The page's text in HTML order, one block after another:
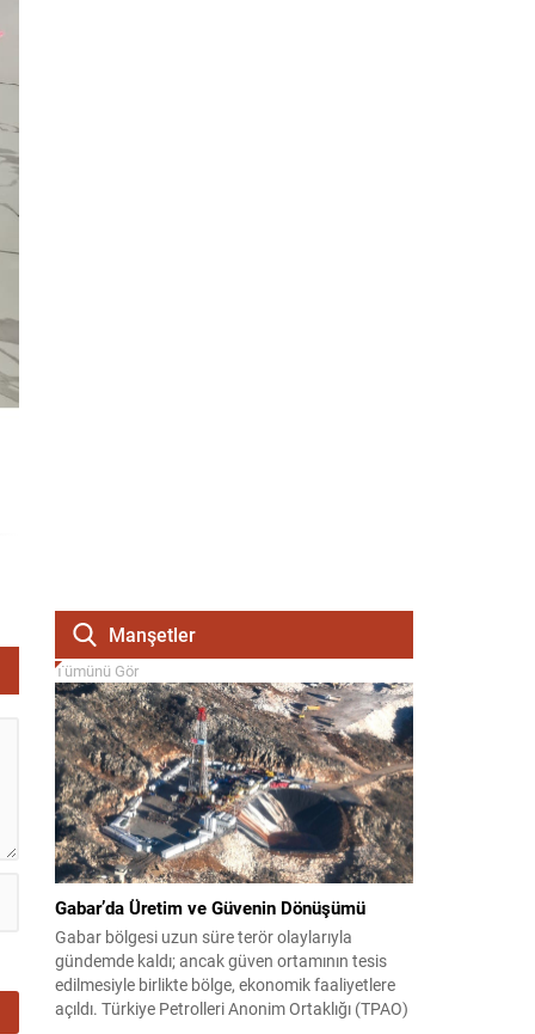
Manşetler
Tümünü Gör
Gabar’da Üretim ve Güvenin Dönüşümü
Gabar bölgesi uzun süre terör olaylarıyla
gündemde kaldı; ancak güven ortamının tesis
edilmesiyle birlikte bölge, ekonomik faaliyetlere
açıldı. Türkiye Petrolleri Anonim Ortaklığı (TPAO)